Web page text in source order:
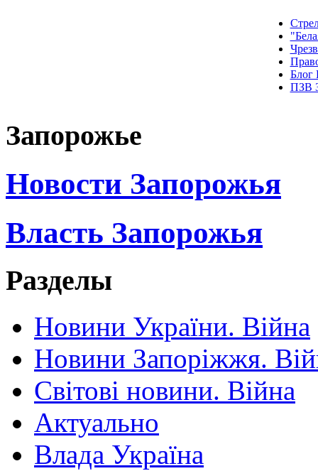
Блог
ПЗВ
Запорожье
Новости Запорожья
Власть Запорожья
Разделы
Новини України. Війна
Новини Запоріжжя.
Світові новини. Війна
Актуально
Влада Україна